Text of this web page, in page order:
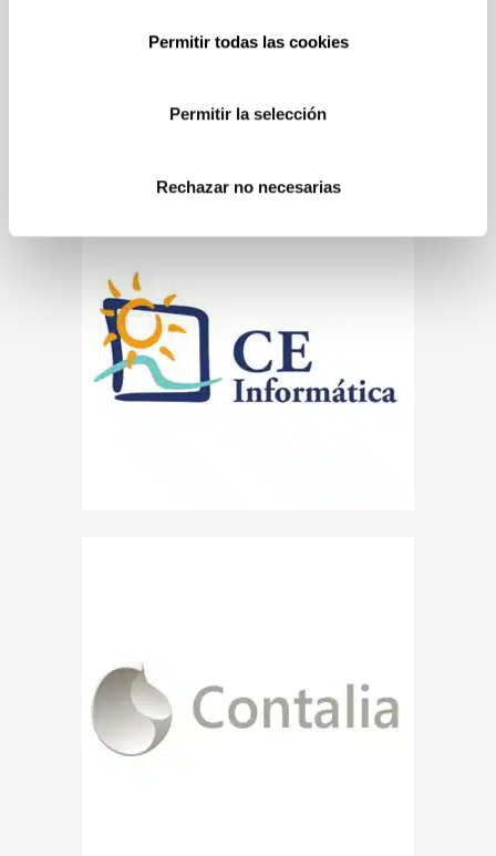
Permitir todas las cookies
Permitir la selección
Rechazar no necesarias